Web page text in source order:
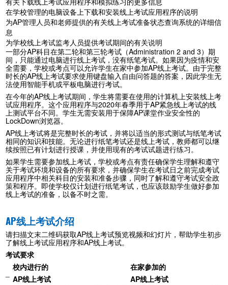
在学校管理的电脑设备上下载和安装线上考试应用程序的说明
为AP管理人员和老师提供的有关线上考试准备状态查询系统的详细信
息
为学校线上考试监考人员提供考试期间的有关说明
一部分AP科目在第二轮和第三轮考试（Administration 2 and 3）期
间，只能通过电脑进行线上考试，没有纸笔考试。如果因为疫情和安
全需要，学校或考点可以允许学生在家中参加AP线上考试。由于完整
时长的AP线上考试要求使用键盘输入自由问答题的答案，因此学生无
法使用智能手机或平板电脑进行考试。
在今年的AP线上考试期间，学生将需要在使用的计算机上安装线上考
试应用程序。这个应用程序与2020年春季用于AP紧急线上考试的线
上测试平台不同。学生无需安装用于保障AP课堂作业安全性的
LockDown浏览器。
AP线上考试将是完整时长的考试，并将以适当的形式测试与纸笔考试
相同的知识和技能。无论进行纸笔考试还是线上考试，教师都可以继
续按照已有计划进行授课，并使用现有的考试试题进行练习。
如果学生需要参加线上考试，学校或考点有责任确保学生理解和遵守
关于考试环境和设备的所有要求，并确保学生在考试日之前完成考试
应用程序中相关科目的安装和准备步骤，同时了解和遵守考试安全政
策和程序。即使学校仅计划进行纸笔考试，也应该鼓励学生做好参加
线上考试的准备，以备不时之需。
AP线上考试介绍
请扫描文末二维码获取AP线上考试预览视频和幻灯片，帮助学生初步
了解线上考试应用程序和AP线上考试。
考试要求
校内进行的
AP线上考试
在家参加的
AP线上考试